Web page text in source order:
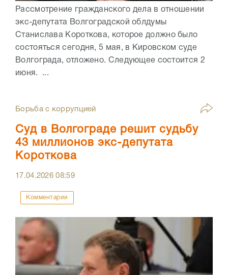
Рассмотрение гражданского дела в отношении
экс-депутата Волгоградской облдумы
Станислава Короткова, которое должно было
состояться сегодня, 5 мая, в Кировском суде
Волгограда, отложено. Следующее состоится 2
июня. ...
Борьба с коррупцией
Суд в Волгограде решит судьбу
43 миллионов экс-депутата
Короткова
17.04.202608:59
Комментарии